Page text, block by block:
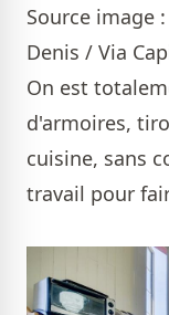
Source image
Denis / Via
On est
d'armoires,
cuisine, sans
travail pour